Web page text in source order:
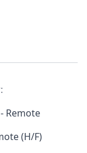
Remote
(H/F)